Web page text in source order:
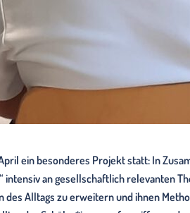
ein besonderes Projekt statt: In
an gesellschaftlich relevanten
Alltags zu erweitern und ihnen